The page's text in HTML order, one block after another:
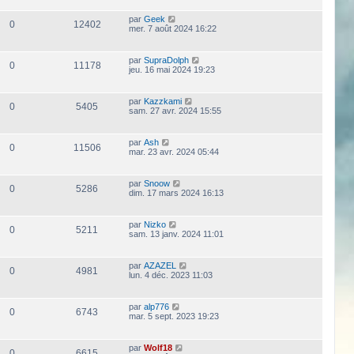
0 12402 par Geek
mer. 7 août 2024 16:22
0 11178 par SupraDolph
jeu. 16 mai 2024 19:23
0 5405 par Kazzkami
sam. 27 avr. 2024 15:55
0 11506 par Ash
mar. 23 avr. 2024 05:44
0 5286 par Snoow
dim. 17 mars 2024 16:13
0 5211 par Nizko
sam. 13 janv. 2024 11:01
0 4981 par AZAZEL
lun. 4 déc. 2023 11:03
0 6743 par alp776
mar. 5 sept. 2023 19:23
par Wolf18